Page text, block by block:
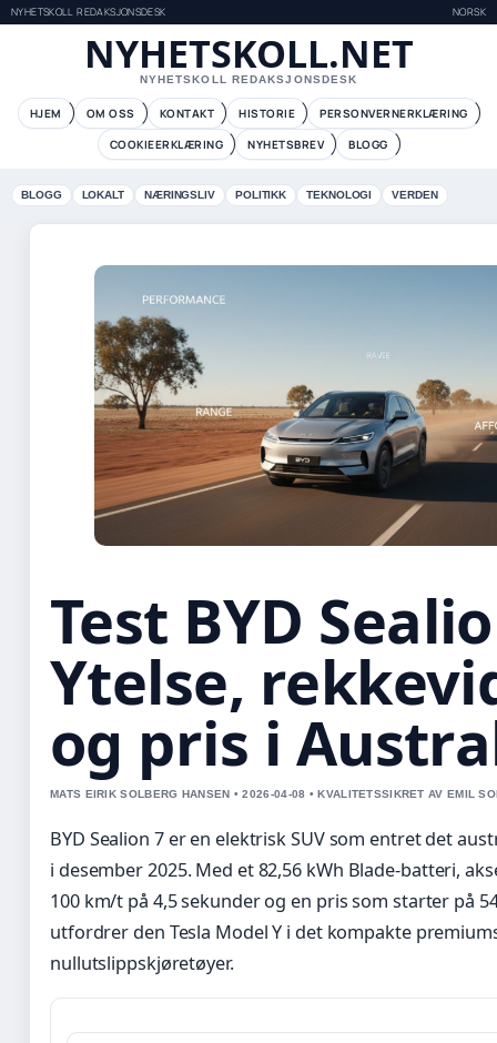
NYHETSKOLL REDAKSJONSDESK NORSK
NYHETSKOLL.NET
NYHETSKOLL REDAKSJONSDESK
HJEM OM OSS KONTAKT HISTORIE
PERSONVERNERKLÆRING
COOKIEERKLÆRING
NYHETSBREV BLOGG
BLOGG LOKALT NÆRINGSLIV POLITIKK TEKNOLOGI VERDEN
Test BYD
Ytelse,
og pris i
MATS EIRIK SOLBERG HANSEN • 2026-04-08 • KVALITETSSIKRET AV EMIL
BYD Sealion 7 er en elektrisk SUV som entret det
i desember 2025. Med et 82,56 kWh Blade-batteri,
100 km/t på 4,5 sekunder og en pris som starter på
utfordrer den Tesla Model Y i det kompakte
nullutslippskjøretøyer.